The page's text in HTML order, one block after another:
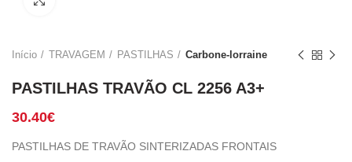
Início TRAVAGEM PASTILHAS Carbone-lorraine
PASTILHAS TRAVÃO CL 2256 A3+
30.40€
PASTILHAS DE TRAVÃO SINTERIZADAS FRONTAIS